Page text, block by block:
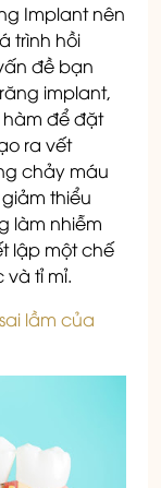
Implant nên
trình hồi
đề bạn
implant,
hàm để đặt
ra vết
chảy máu
thiểu
làm nhiễm
lập một chế
tỉ mỉ.
lầm của